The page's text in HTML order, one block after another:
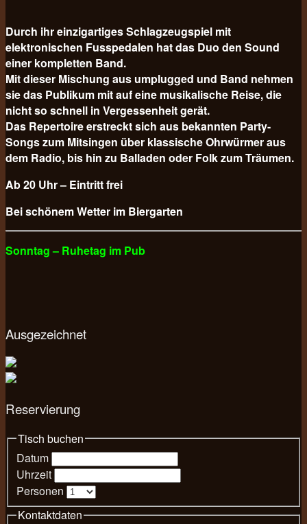
Durch ihr einzigartiges Schlagzeugspiel mit
elektronischen Fusspedalen hat das Duo den Sound
einer kompletten Band.
Mit dieser Mischung aus umplugged und Band nehmen
sie das Publikum mit auf eine musikalische Reise, die
nicht so schnell in Vergessenheit gerät.
Das Repertoire erstreckt sich aus bekannten Party-
Songs zum Mitsingen über klassische Ohrwürmer aus
dem Radio, bis hin zu Balladen oder Folk zum Träumen.
Ab 20 Uhr – Eintritt frei
Bei schönem Wetter im Biergarten
Sonntag – Ruhetag im Pub
Ausgezeichnet
Reservierung
Tisch buchen
Datum
Uhrzeit
Personen
Kontaktdaten